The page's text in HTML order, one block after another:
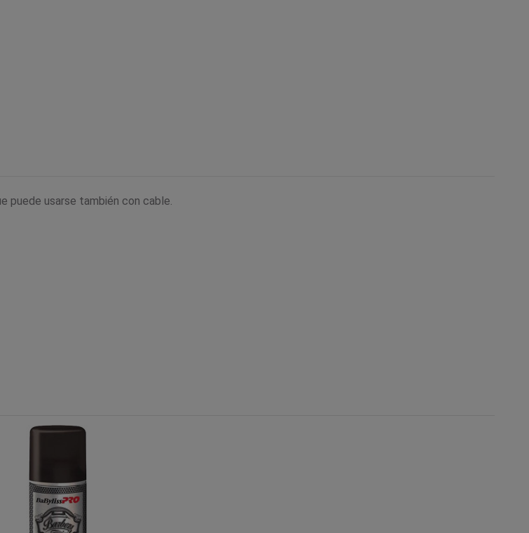
puede usarse también con cable.